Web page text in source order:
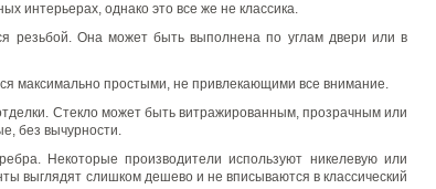
интерьерах, однако это все же не классика.
резьбой. Она может быть выполнена по углам двери или в
максимально простыми, не привлекающими все внимание.
Стекло может быть витражированным, прозрачным или
без вычурности.
Некоторые производители используют никелевую или
выглядят слишком дешево и не вписываются в классический